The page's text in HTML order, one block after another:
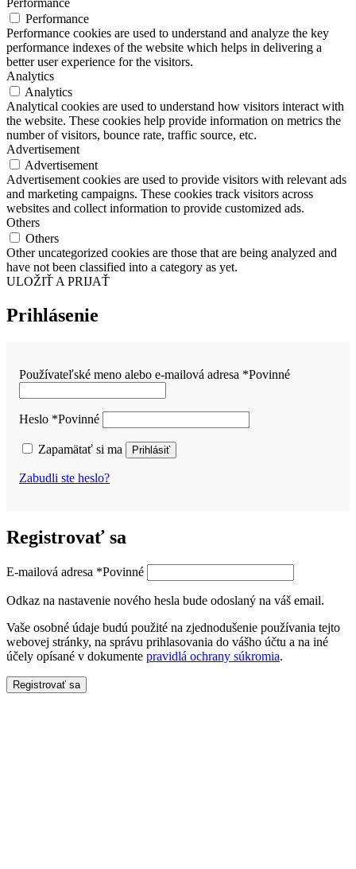
Performance
Performance
Performance cookies are used to understand and analyze the key
performance indexes of the website which helps in delivering a
better user experience for the visitors.
Analytics
Analytics
Analytical cookies are used to understand how visitors interact with
the website. These cookies help provide information on metrics the
number of visitors, bounce rate, traffic source, etc.
Advertisement
Advertisement
Advertisement cookies are used to provide visitors with relevant ads
and marketing campaigns. These cookies track visitors across
websites and collect information to provide customized ads.
Others
Others
Other uncategorized cookies are those that are being analyzed and
have not been classified into a category as yet.
ULOŽIŤ A PRIJAŤ
Prihlásenie
Používateľské meno alebo e-mailová adresa *Povinné
Heslo *Povinné
Zapamätať si ma Prihlásiť
Zabudli ste heslo?
Registrovať sa
E-mailová adresa *Povinné
Odkaz na nastavenie nového hesla bude odoslaný na váš email.
Vaše osobné údaje budú použité na zjednodušenie používania tejto
webovej stránky, na správu prihlasovania do vášho účtu a na iné
účely opísané v dokumente pravidlá ochrany súkromia.
Registrovať sa